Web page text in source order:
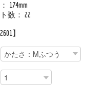
174mm
数： 22
】